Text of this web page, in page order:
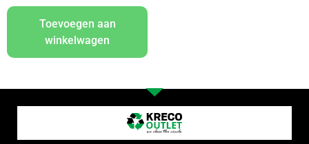
Toevoegen aan
winkelwagen